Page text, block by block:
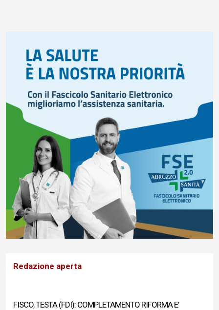
Redazione aperta
FISCO, TESTA (FDI): COMPLETAMENTO RIFORMA E’